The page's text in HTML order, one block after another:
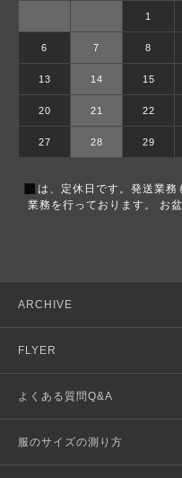
1
6 7 8
13 14 15
20 21 22
27 28 29
■ は、定休日です。発送業
業務を行っております。 お
ARCHIVE
FLYER
よくある質問Q&A
服のサイズの測り方